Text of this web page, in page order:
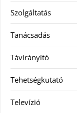
Szolgáltatás
Tanácsadás
Távirányító
Tehetségkutató
Televízió